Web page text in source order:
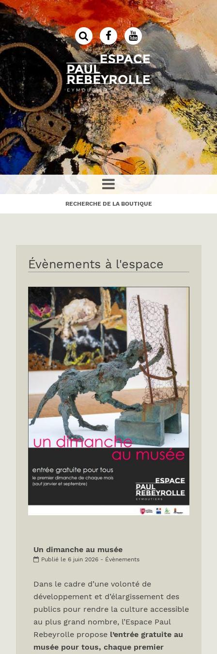
RECHERCHE DE LA BOUTIQUE
Évènements à l'espace
Un dimanche au musée
Publié le 6 juin 2026 - Évènements
Dans le cadre d’une volonté de
développement et d’élargissement des
publics pour rendre la culture accessible
au plus grand nombre, l’Espace Paul
Rebeyrolle propose l’entrée gratuite au
musée pour tous, chaque premier